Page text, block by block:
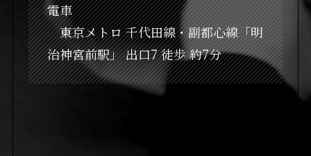
電車
東京メトロ 千代田線・副都心線「明
治神宮前駅」 出口7 徒歩 約7分